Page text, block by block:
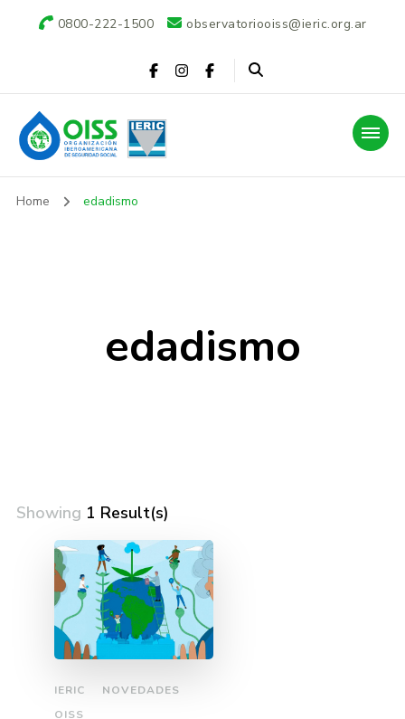
0800-222-1500 observatoriooiss@ieric.org.ar
Observatorio OISS-
IERIC
Home edadismo
edadismo
Showing 1 Result(s)
IERIC
NOVEDADES
OISS